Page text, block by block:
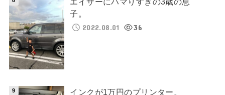
子。
2022.08.01
36
インクが1万円のプリンター。